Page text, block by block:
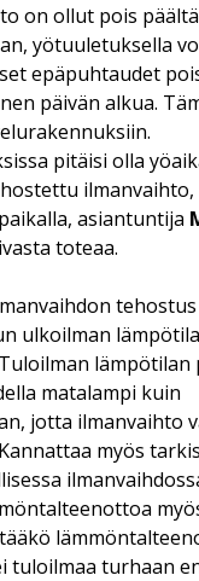
on ollut pois
yötuuletuksella
epäpuhtaudet
päivän alkua.
pitäisi olla
ilmanvaihto,
asiantuntija
toteaa.
ulkoilman
lämpötilan
matalampi kuin
jotta ilmanvaihto
myös
tuloilmaa turhaan